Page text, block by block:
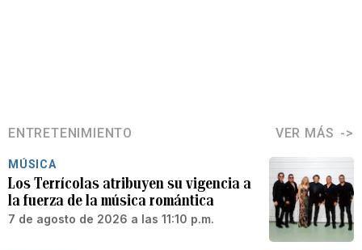
ENTRETENIMIENTO VER MÁS
MÚSICA
Los Terrícolas atribuyen su vigencia a
la fuerza de la música romántica
7 de agosto de 2026 a las 11:10 p.m.